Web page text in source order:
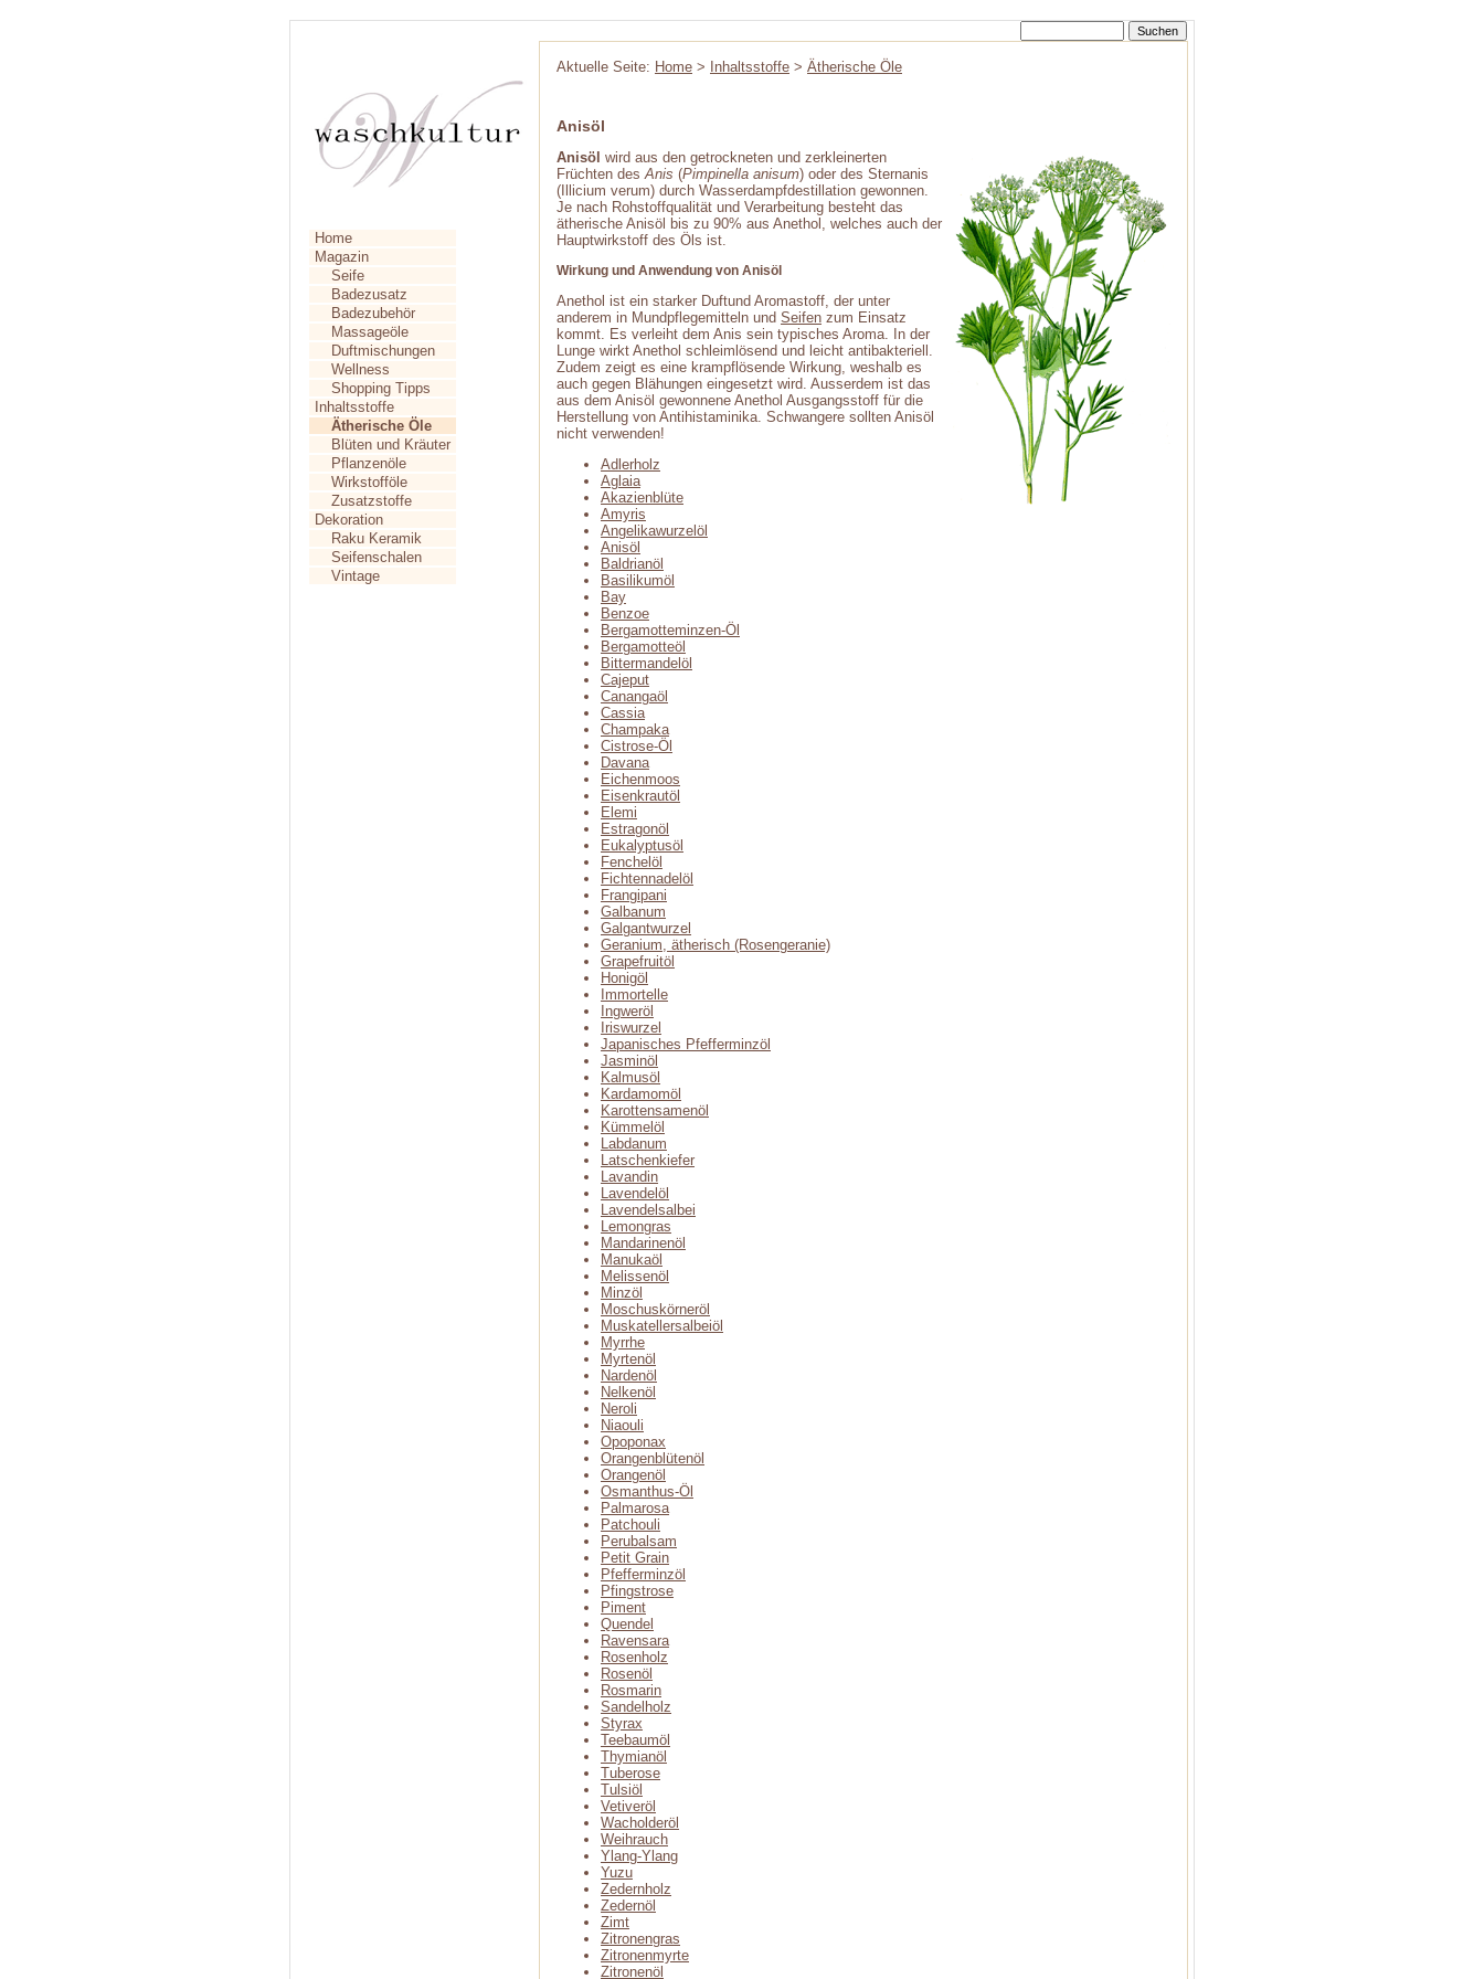
Home
Magazin
Seife
Badezusatz
Badezubehör
Massageöle
Duftmischungen
Wellness
Shopping Tipps
Inhaltsstoffe
Ätherische Öle
Blüten und Kräuter
Pflanzenöle
Wirkstofföle
Zusatzstoffe
Dekoration
Raku Keramik
Seifenschalen
Vintage
Aktuelle Seite: Home > Inhaltsstoffe > Ätherische Öle
Anisöl
Anisöl wird aus den getrockneten und zerkleinerten
Früchten desAnis (Pimpinella anisum) oder des Sternanis
(Illicium verum) durch Wasserdampfdestillation gewonnen.
Je nach Rohstoffqualität und Verarbeitung besteht das
ätherische Anisöl bis zu 90% aus Anethol, welches auch der
Hauptwirkstoff des Öls ist.
Wirkung und Anwendung von Anisöl
Anethol ist ein starker Duftund Aromastoff, der unter
anderem in Mundpflegemitteln und Seifen zum Einsatz
kommt. Es verleiht dem Anis sein typisches Aroma. In der
Lunge wirkt Anethol schleimlösend und leicht antibakteriell.
Zudem zeigt es eine krampflösende Wirkung, weshalb es
auch gegen Blähungen eingesetzt wird. Ausserdem ist das
aus dem Anisöl gewonnene Anethol Ausgangsstoff für die
Herstellung von Antihistaminika. Schwangere sollten Anisöl
nicht verwenden!
Adlerholz
Aglaia
Akazienblüte
Amyris
Angelikawurzelöl
Anisöl
Baldrianöl
Basilikumöl
Bay
Benzoe
Bergamotteminzen-Öl
Bergamotteöl
Bittermandelöl
Cajeput
Canangaöl
Cassia
Champaka
Cistrose-Öl
Davana
Eichenmoos
Eisenkrautöl
Elemi
Estragonöl
Eukalyptusöl
Fenchelöl
Fichtennadelöl
Frangipani
Galbanum
Galgantwurzel
Geranium, ätherisch (Rosengeranie)
Grapefruitöl
Honigöl
Immortelle
Ingweröl
Iriswurzel
Japanisches Pfefferminzöl
Jasminöl
Kalmusöl
Kardamomöl
Karottensamenöl
Kümmelöl
Labdanum
Latschenkiefer
Lavandin
Lavendelöl
Lavendelsalbei
Lemongras
Mandarinenöl
Manukaöl
Melissenöl
Minzöl
Moschuskörneröl
Muskatellersalbeiöl
Myrrhe
Myrtenöl
Nardenöl
Nelkenöl
Neroli
Niaouli
Opoponax
Orangenblütenöl
Orangenöl
Osmanthus-Öl
Palmarosa
Patchouli
Perubalsam
Petit Grain
Pfefferminzöl
Pfingstrose
Piment
Quendel
Ravensara
Rosenholz
Rosenöl
Rosmarin
Sandelholz
Styrax
Teebaumöl
Thymianöl
Tuberose
Tulsiöl
Vetiveröl
Wacholderöl
Weihrauch
Ylang-Ylang
Yuzu
Zedernholz
Zedernöl
Zimt
Zitronengras
Zitronenmyrte
Zitronenöl